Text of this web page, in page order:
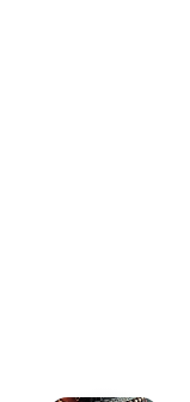
характеристик.